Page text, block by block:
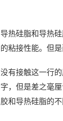
导热硅脂和导热
的粘接性能。但
没有接触这一行
字，但是差之毫
胶和导热硅脂的不